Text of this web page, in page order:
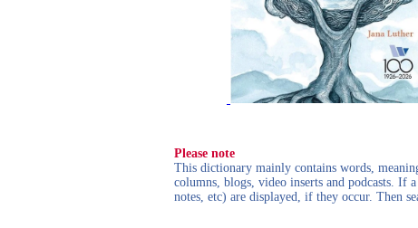
Please note
This dictionary mainly contains words,
columns, blogs, video inserts and podcasts. If
notes, etc) are displayed, if they occur. Then